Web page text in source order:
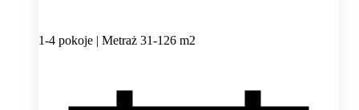
1-4 pokoje | Metraż 31-126 m2